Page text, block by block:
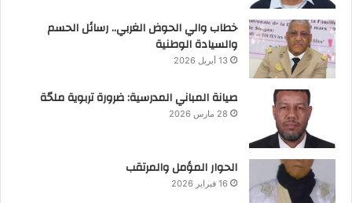
خطاب والي الحوض الغربي.. رسائل الحسم
والسيادة الوطنية
13 أبريل 2026
صيانة المباني المدرسية: ضرورة تربوية ملحّة
28 مارس 2026
الحوار المؤمل والمرتقب
16 فبراير 2026